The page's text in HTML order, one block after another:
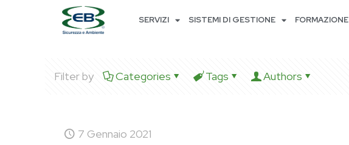
SERVIZI SISTEMI DI GESTIONE FORMAZIONE
Filter by Categories Tags Authors
7 Gennaio 2021